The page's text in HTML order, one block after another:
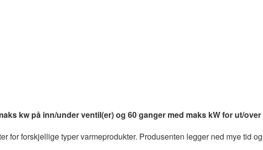
kw på inn/under ventil(er) og 60 ganger med maks kW for ut/
for forskjellige typer varmeprodukter. Produsenten legger ned mye tid